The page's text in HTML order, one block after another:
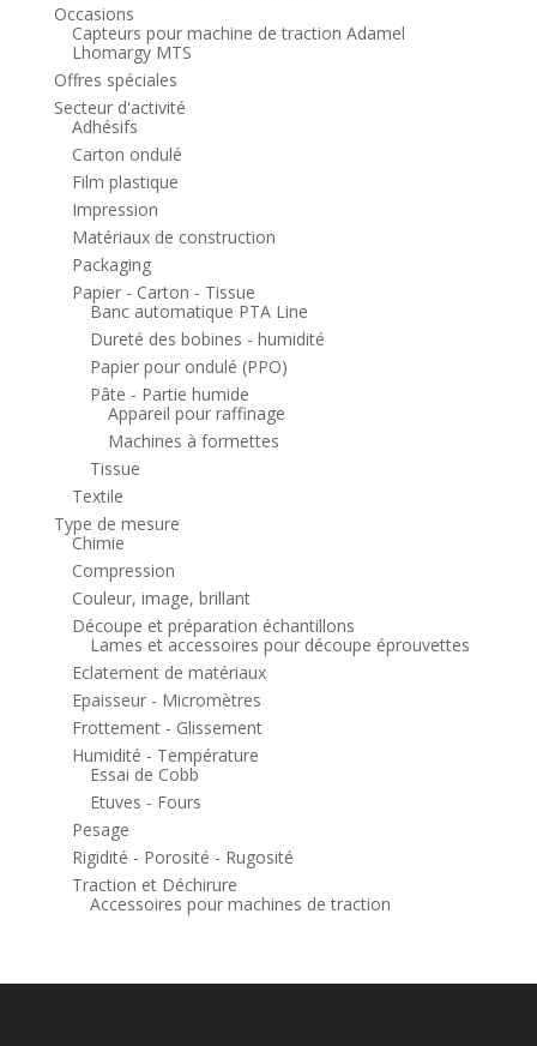
Occasions
Capteurs pour machine de traction Adamel
Lhomargy MTS
Offres spéciales
Secteur d'activité
Adhésifs
Carton ondulé
Film plastique
Impression
Matériaux de construction
Packaging
Papier - Carton - Tissue
Banc automatique PTA Line
Dureté des bobines - humidité
Papier pour ondulé (PPO)
Pâte - Partie humide
Appareil pour raffinage
Machines à formettes
Tissue
Textile
Type de mesure
Chimie
Compression
Couleur, image, brillant
Découpe et préparation échantillons
Lames et accessoires pour découpe éprouvettes
Eclatement de matériaux
Epaisseur - Micromètres
Frottement - Glissement
Humidité - Température
Essai de Cobb
Etuves - Fours
Pesage
Rigidité - Porosité - Rugosité
Traction et Déchirure
Accessoires pour machines de traction